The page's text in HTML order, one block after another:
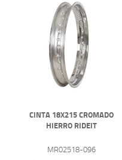
CINTA 18X215 CROMADO
HIERRO RIDEIT
MR02518-096